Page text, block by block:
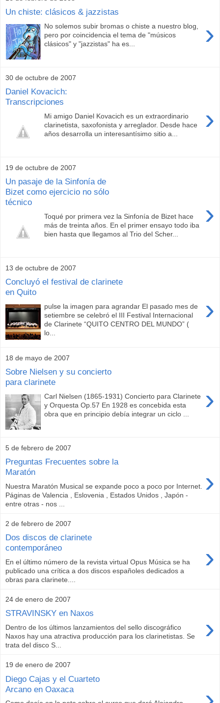
Un chiste: clásicos & jazzistas
›
No solemos subir bromas o chiste a nuestro blog,
pero por coincidencia el tema de "músicos
clásicos" y "jazzistas" ha es...
30 de octubre de 2007
Daniel Kovacich:
Transcripciones
›
Mi amigo Daniel Kovacich es un extraordinario
clarinetista, saxofonista y arreglador. Desde hace
años desarrolla un interesantísimo sitio a...
19 de octubre de 2007
Un pasaje de la Sinfonía de
Bizet como ejercicio no sólo
técnico
›
Toqué por primera vez la Sinfonía de Bizet hace
más de treinta años. En el primer ensayo todo iba
bien hasta que llegamos al Trio del Scher...
13 de octubre de 2007
Concluyó el festival de clarinete
en Quito
›
pulse la imagen para agrandar El pasado mes de
setiembre se celebró el III Festival Internacional
de Clarinete “QUITO CENTRO DEL MUNDO” (
lo...
18 de mayo de 2007
Sobre Nielsen y su concierto
para clarinete
›
Carl Nielsen (1865-1931) Concierto para Clarinete
y Orquesta Op.57 En 1928 es concebida esta
obra que en principio debía integrar un ciclo ...
5 de febrero de 2007
Preguntas Frecuentes sobre la
Maratón
›
Nuestra Maratón Musical se expande poco a poco por Internet.
Páginas de Valencia , Eslovenia , Estados Unidos , Japón -
entre otras - nos ...
2 de febrero de 2007
Dos discos de clarinete
contemporáneo
›
En el último número de la revista virtual Opus Música se ha
publicado una crítica a dos discos españoles dedicados a
obras para clarinete....
24 de enero de 2007
STRAVINSKY en Naxos ›
Dentro de los últimos lanzamientos del sello discográfico
Naxos hay una atractiva producción para los clarinetistas. Se
trata del disco S...
19 de enero de 2007
Diego Cajas y el Cuarteto
Arcano en Oaxaca